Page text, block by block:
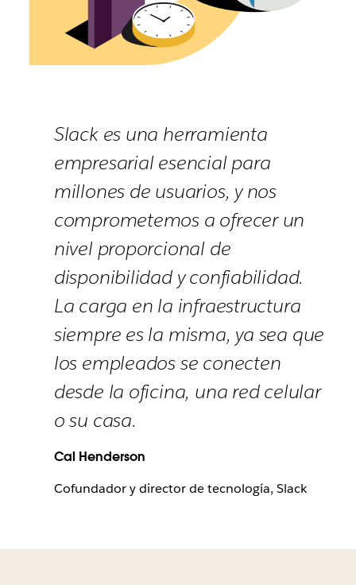
Slack es una herramienta
empresarial esencial para
millones de usuarios, y nos
comprometemos a ofrecer un
nivel proporcional de
disponibilidad y confiabilidad.
La carga en la infraestructura
siempre es la misma, ya sea que
los empleados se conecten
desde la oficina, una red celular
o su casa.
Cal Henderson
Cofundador y director de tecnología, Slack